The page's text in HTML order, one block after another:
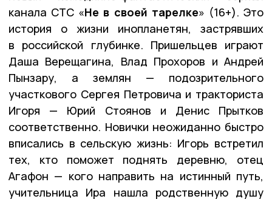
канала СТС «Не в своей тарелке» (16+). Это
история о жизни инопланетян, застрявших
в российской глубинке. Пришельцев играют
Даша Верещагина, Влад Прохоров и Андрей
Пынзару, а землян — подозрительного
участкового Сергея Петровича и тракториста
Игоря — Юрий Стоянов и Денис Прытков
соответственно. Новички неожиданно быстро
вписались в сельскую жизнь: Игорь встретил
тех, кто поможет поднять деревню, отец
Агафон — кого направить на истинный путь,
учительница Ира нашла родственную душу